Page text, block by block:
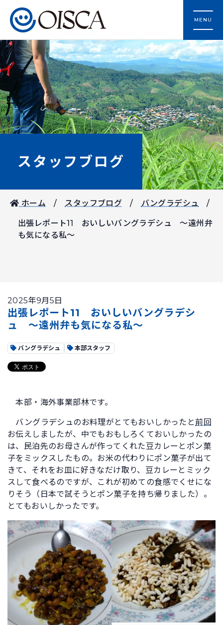
MENU
スタッフブログ
ホーム スタッフブログ バングラデシュ
出張レポート11 おいしいバングラデシュ ～遠州弁
も気になる私～
2025年9月5日
出張レポート11 おいしいバングラデシ
ュ ～遠州弁も気になる私～
バングラデシュ 本部スタッフ
本部・海外事業部林です。
バングラデシュのお料理がとてもおいしかったと前回
お伝えしましたが、中でもおもしろくておいしかったの
は、民泊先のお母さんが作ってくれた豆カレーとポン菓
子をミックスしたもの。お米の代わりにポン菓子が出て
きて、それをお皿に好きなだけ取り、豆カレーとミック
スして食べるのですが、これが初めての食感でくせにな
りそう（日本で試そうとポン菓子を持ち帰りました）。
とてもおいしかったです。